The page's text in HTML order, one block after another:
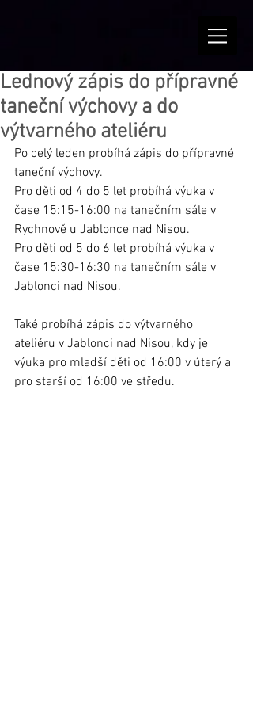
Lednový zápis do přípravné
taneční výchovy a do
výtvarného ateliéru
Po celý leden probíhá zápis do přípravné
taneční výchovy.
Pro děti od 4 do 5 let probíhá výuka v
čase 15:15-16:00 na tanečním sále v
Rychnově u Jablonce nad Nisou.
Pro děti od 5 do 6 let probíhá výuka v
čase 15:30-16:30 na tanečním sále v
Jablonci nad Nisou.
Také probíhá zápis do výtvarného
ateliéru v Jablonci nad Nisou, kdy je
výuka pro mladší děti od 16:00 v úterý a
pro starší od 16:00 ve středu.